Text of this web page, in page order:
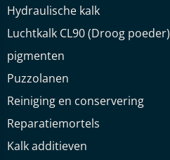
Hydraulische kalk
Luchtkalk CL90 (Droog poeder)
pigmenten
Puzzolanen
Reiniging en conservering
Reparatiemortels
Kalk additieven